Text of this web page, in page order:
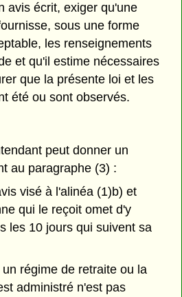
avis écrit, exiger qu'une
sous une forme
les renseignements
et qu'il estime nécessaires
que la présente loi et les
été ou sont observés.
peut donner un
au paragraphe (3) :
visé à l'alinéa (1)b) et
qui le reçoit omet d'y
les 10 jours qui suivent sa
régime de retraite ou la
administré n'est pas